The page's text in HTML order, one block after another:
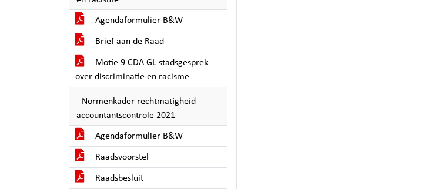
Agendaformulier B&W
Brief aan de Raad
Motie 9 CDA GL stadsgesprek
over discriminatie en racisme
- Normenkader rechtmatigheid
accountantscontrole 2021
Agendaformulier B&W
Raadsvoorstel
Raadsbesluit